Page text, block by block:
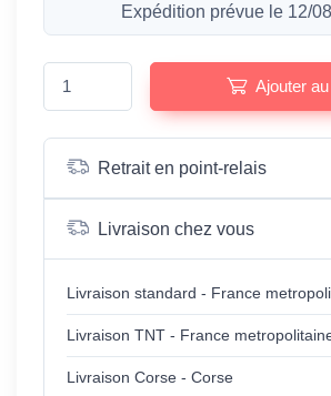
Expédition prévue le 12/
Ajouter
Retrait en point-relais
Livraison chez vous
Livraison standard - France
Livraison TNT - France
Livraison Corse - Corse